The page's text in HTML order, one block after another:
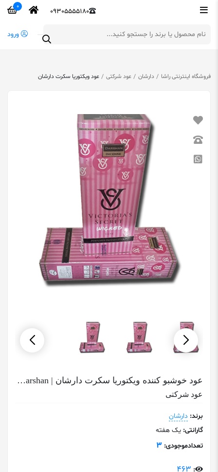
09305555180
0
ورود
فروشگاه اینترنتی راشا دارشان عود شرکتی عود ویکتوریا سکرت دارشان
عود خوشبو کننده ویکتوریا سکرت دارشان | Victorias Secret Darshan
عود شرکتی
برند: دارشان
گارانتی: یک هفته
تعدادموجودی: 3
:
463